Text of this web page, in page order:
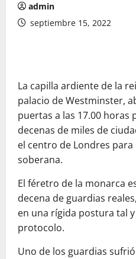
admin
septiembre 15, 2022
La capilla ardiente de la
palacio de Westminster,
puertas a las 17.00 horas
decenas de miles de
el centro de Londres
soberana.
El féretro de la monarca
decena de guardias
en una rígida postura tal
protocolo.
Uno de los guardias